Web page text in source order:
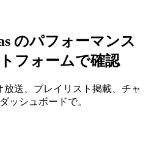
のパフォーマンス
フォームで確認
送、プレイリスト掲載、チャ
ッシュボードで。